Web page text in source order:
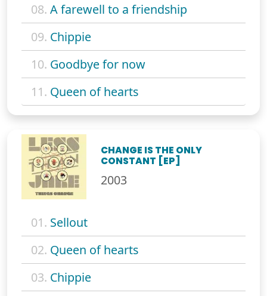
08. A farewell to a friendship
09. Chippie
10. Goodbye for now
11. Queen of hearts
CHANGE IS THE ONLY
CONSTANT [EP]
2003
01. Sellout
02. Queen of hearts
03. Chippie